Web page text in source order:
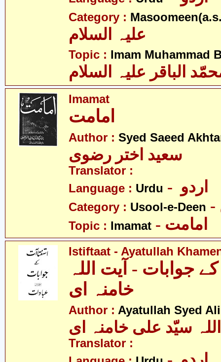
Category :
Topic : Imam Muhammad
الباقر علیہ السلام
Imamat
امامت
Author : Syed Saeed
سعید اختر رضوی
Translator :
Language : Urdu
Category : Usool-e-Deen
Topic : Imamat - امامت
Istiftaat - Ayatullah
جوابات - آیت اللہ
خامنہ ای
Author : Ayatullah Syed
سیّد علی خامنہ ای
Translator :